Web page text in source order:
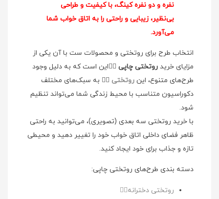
نفره و دو نفره کینگ، با کیفیت و طراحی
بی‌نظیر، زیبایی و راحتی را به اتاق خواب شما
می‌آورد.
انتخاب طرح برای روتختی و محصولات ست با آن یکی از
مزایای خرید روتختی چاپی 👉🏻این است که به دلیل وجود
طرح‌های متنوع، این روتختی 👉🏻 به سبک‌های مختلف
دکوراسیون متناسب با محیط زندگی شما می‌تواند تنظیم
شود.
با خرید روتختی سه بعدی (تصویری)، می‌توانید به راحتی
ظاهر فضای داخلی اتاق خواب خود را تغییر دهید و محیطی
تازه و جذاب برای خود ایجاد کنید.
دسته بندی طرح‌های روتختی چاپی:
روتختی دخترانه👉🏻